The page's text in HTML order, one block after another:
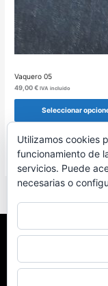
Vaquero 05
49,00€ IVA incluido
Seleccionar
Menéndez Moda
Aviso legal
Utilizamos cookies
funcionamiento de
servicios. Puede
necesarias o